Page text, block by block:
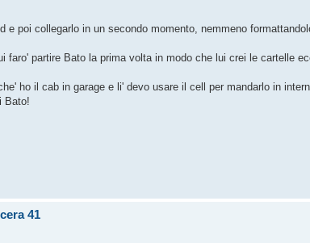
poi collegarlo in un secondo momento, nemmeno
faro' partire Bato la prima volta in modo che lui crei le cartelle
ho il cab in garage e li' devo usare il cell per mandarlo in
Bato!
41